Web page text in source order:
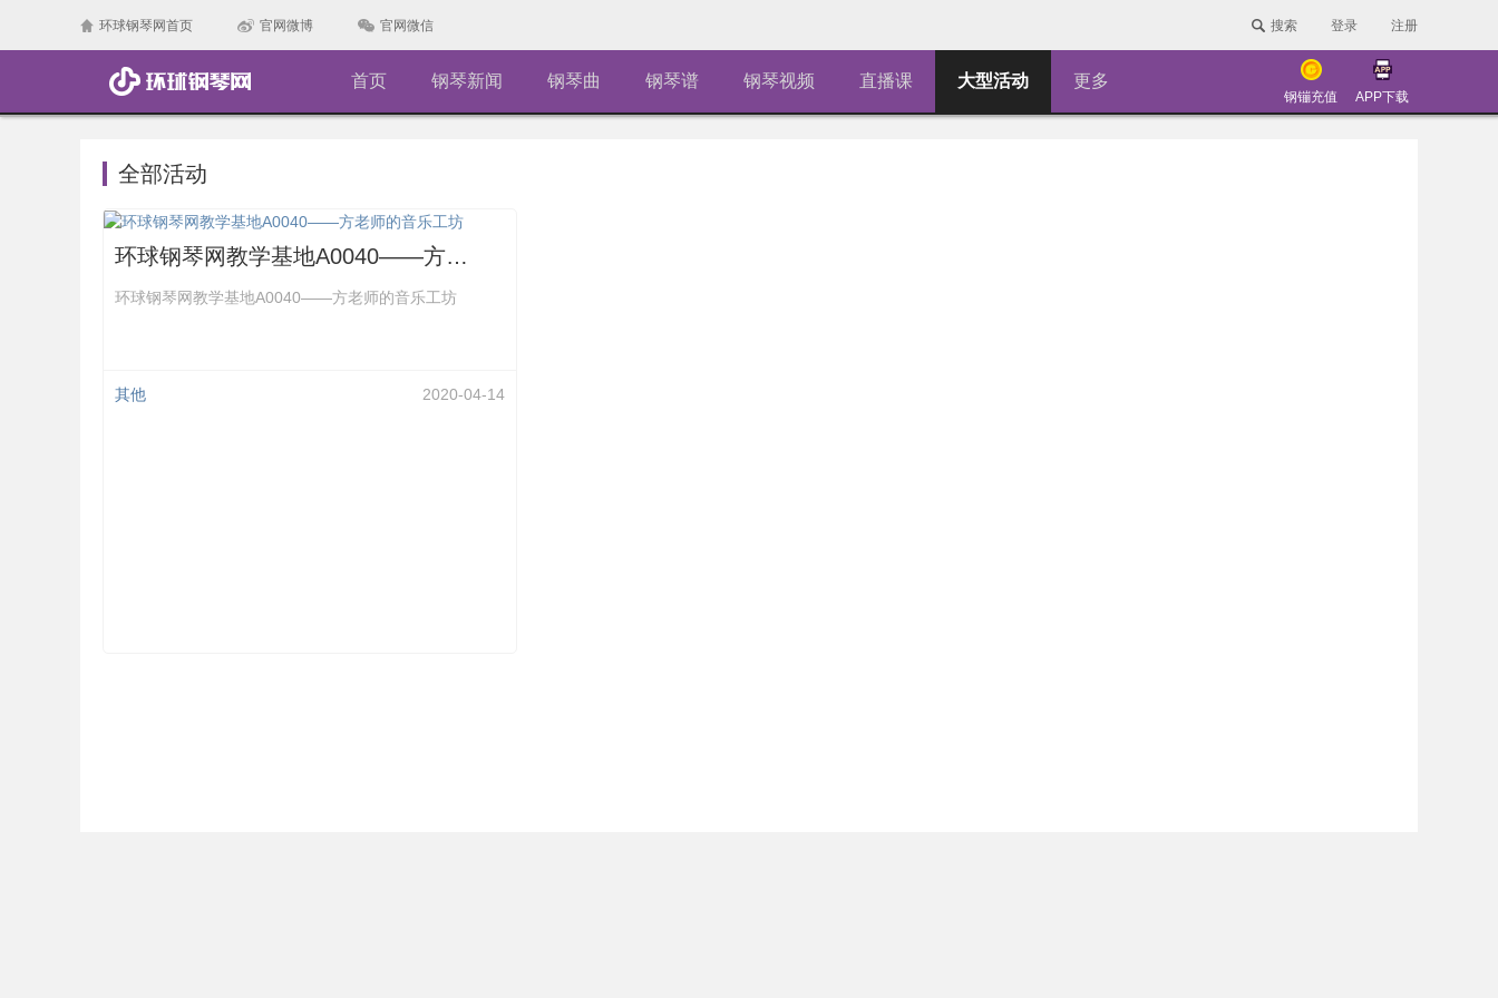
环球钢琴网首页 官网微博 官网微信 搜索 登录 注册
首页 钢琴新闻 钢琴曲 钢琴谱 钢琴视频 直播课 大型活动 更多
钢镚充值 APP下载
全部活动
环球钢琴网教学基地A0040——方老师的音乐工坊
环球钢琴网教学基地A0040——方老师的音乐工坊
其他 2020-04-14